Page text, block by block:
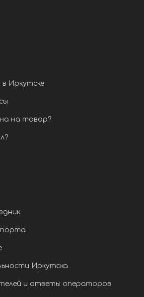
Иркутске
на товар?
Иркутска
и ответы операторов